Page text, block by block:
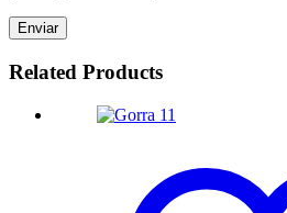
Related Products